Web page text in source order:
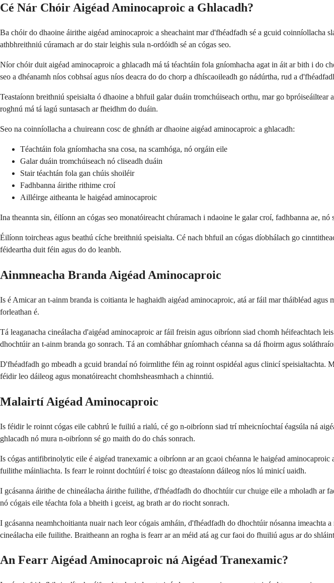
Cé Nár Chóir Aigéad Aminocaproic a Ghlacadh?
Ba chóir do dhaoine áirithe aigéad aminocaproic a sheachaint mar d'fhéadfadh sé a gcuid
athbhreithniú cúramach ar do stair leighis sula n-ordóidh sé an cógas seo.
Níor chóir duit aigéad aminocaproic a ghlacadh má tá téachtáin fola gníomhacha agat in áit ar bith i do
seo a dhéanamh níos cobhsaí agus níos deacra do do chorp a dhíscaoileadh go nádúrtha, rud a
Teastaíonn breithniú speisialta ó dhaoine a bhfuil galar duáin tromchúiseach orthu, mar go
roghnú má tá lagú suntasach ar fheidhm do duáin.
Seo na coinníollacha a chuireann cosc ​​de ghnáth ar dhaoine aigéad aminocaproic a ghlacadh:
Téachtáin fola gníomhacha sna cosa, na scamhóga, nó orgáin eile
Galar duáin tromchúiseach nó cliseadh duáin
Stair téachtán fola gan chúis shoiléir
Fadhbanna áirithe rithime croí
Ailléirge aitheanta le haigéad aminocaproic
Ina theannta sin, éilíonn an cógas seo monatóireacht chúramach i ndaoine le galar croí, fadhbanna ae,
Éilíonn toircheas agus beathú cíche breithniú speisialta. Cé nach bhfuil an cógas díobhálach go
féideartha duit féin agus do do leanbh.
Ainmneacha Branda Aigéad Aminocaproic
Is é Amicar an t-ainm branda is coitianta le haghaidh aigéad aminocaproic, atá ar fáil mar tháibléad
forleathan é.
Tá leaganacha cineálacha d'aigéad aminocaproic ar fáil freisin agus oibríonn siad chomh héifeachtach
dhochtúir an t-ainm branda go sonrach. Tá an comhábhar gníomhach céanna sa dá fhoirm agus
D'fhéadfadh go mbeadh a gcuid brandaí nó foirmlithe féin ag roinnt ospidéal agus clinicí speisialtachta.
féidir leo dáileog agus monatóireacht chomhsheasmhach a chinntiú.
Malairtí Aigéad Aminocaproic
Is féidir le roinnt cógas eile cabhrú le fuiliú a rialú, cé go n-oibríonn siad trí mheicníochtaí éagsúla ná
ghlacadh nó mura n-oibríonn sé go maith do do chás sonrach.
Is cógas antifibrinolytic eile é aigéad tranexamic a oibríonn ar an gcaoi chéanna le haigéad
fuilithe máinliachta. Is fearr le roinnt dochtúirí é toisc go dteastaíonn dáileog níos lú minicí uaidh.
I gcásanna áirithe de chineálacha áirithe fuilithe, d'fhéadfadh do dhochtúir cur chuige eile a mholadh
nó cógais eile téachta fola a bheith i gceist, ag brath ar do riocht sonrach.
I gcásanna neamhchoitianta nuair nach leor cógais amháin, d'fhéadfadh do dhochtúir nósanna
cineálacha eile fuilithe. Braitheann an rogha is fearr ar an méid atá ag cur faoi do fhuiliú agus ar do
An Fearr Aigéad Aminocaproic ná Aigéad Tranexamic?